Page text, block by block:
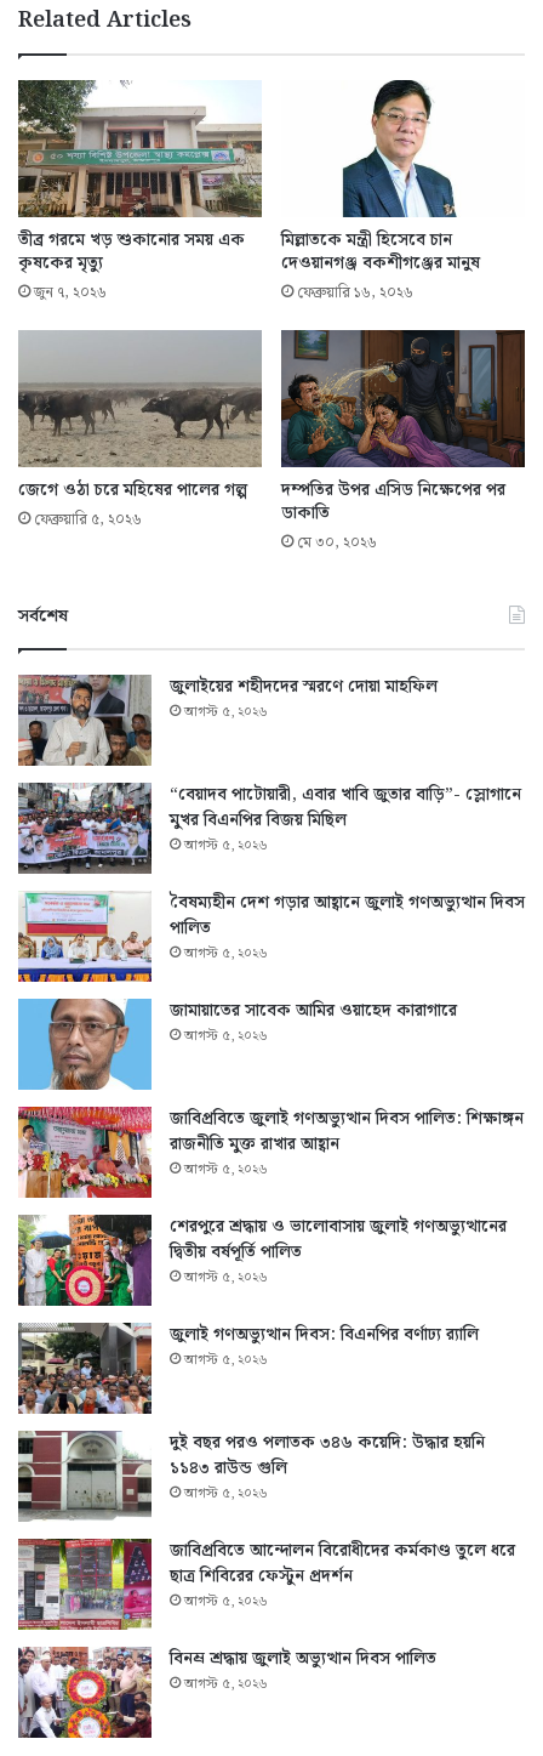
Related Articles
তীব্র গরমে খড় শুকানোর সময় এক
কৃষকের মৃত্যু
জুন ৭, ২০২৬
মিল্লাতকে মন্ত্রী হিসেবে চান
দেওয়ানগঞ্জ বকশীগঞ্জের মানুষ
ফেব্রুয়ারি ১৬, ২০২৬
জেগে ওঠা চরে মহিষের পালের গল্প
ফেব্রুয়ারি ৫, ২০২৬
দম্পতির উপর এসিড নিক্ষেপের পর
ডাকাতি
মে ৩০, ২০২৬
সর্বশেষ
জুলাইয়ের শহীদদের স্মরণে দোয়া মাহফিল
আগস্ট ৫, ২০২৬
“বেয়াদব পাটোয়ারী, এবার খাবি জুতার বাড়ি”- স্লোগানে
মুখর বিএনপির বিজয় মিছিল
আগস্ট ৫, ২০২৬
বৈষম্যহীন দেশ গড়ার আহ্বানে জুলাই গণঅভ্যুত্থান দিবস
পালিত
আগস্ট ৫, ২০২৬
জামায়াতের সাবেক আমির ওয়াহেদ কারাগারে
আগস্ট ৫, ২০২৬
জাবিপ্রবিতে জুলাই গণঅভ্যুত্থান দিবস পালিত: শিক্ষাঙ্গন
রাজনীতি মুক্ত রাখার আহ্বান
আগস্ট ৫, ২০২৬
শেরপুরে শ্রদ্ধায় ও ভালোবাসায় জুলাই গণঅভ্যুত্থানের
দ্বিতীয় বর্ষপূর্তি পালিত
আগস্ট ৫, ২০২৬
জুলাই গণঅভ্যুত্থান দিবস: বিএনপির বর্ণাঢ্য র‍্যালি
আগস্ট ৫, ২০২৬
দুই বছর পরও পলাতক ৩৪৬ কয়েদি: উদ্ধার হয়নি
১১৪৩ রাউন্ড গুলি
আগস্ট ৫, ২০২৬
জাবিপ্রবিতে আন্দোলন বিরোধীদের কর্মকাণ্ড তুলে ধরে
ছাত্র শিবিরের ফেস্টুন প্রদর্শন
আগস্ট ৫, ২০২৬
বিনম্র শ্রদ্ধায় জুলাই অভ্যুত্থান দিবস পালিত
আগস্ট ৫, ২০২৬